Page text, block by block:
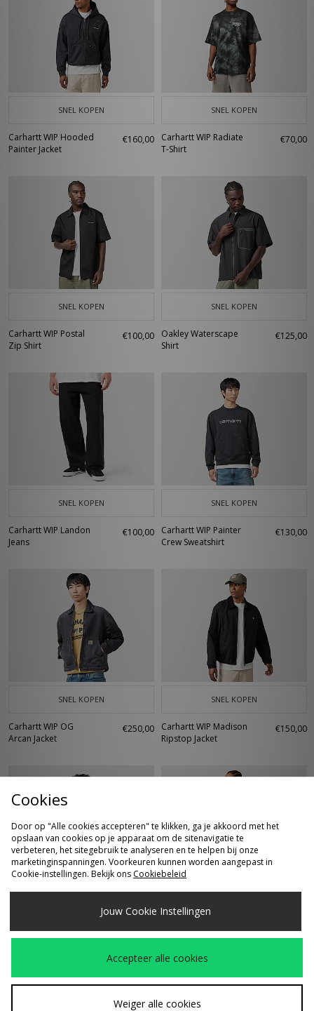
SNEL KOPEN
Carhartt WIP Hooded
Painter Jacket
€160,00
SNEL KOPEN
Carhartt WIP Radiate
T-Shirt
€70,00
SNEL KOPEN
Carhartt WIP Postal
Zip Shirt
€100,00
SNEL KOPEN
Oakley Waterscape
Shirt
€125,00
SNEL KOPEN
Carhartt WIP Landon
Jeans
€100,00
SNEL KOPEN
Carhartt WIP Painter
Crew Sweatshirt
€130,00
SNEL KOPEN
Carhartt WIP OG
Arcan Jacket
€250,00
SNEL KOPEN
Carhartt WIP Madison
Ripstop Jacket
€150,00
Taped Track Jacket
Printed Polo
Cookies
Door op "Alle cookies accepteren" te klikken, ga je akkoord met het
opslaan van cookies op je apparaat om de sitenavigatie te
verbeteren, het sitegebruik te analyseren en te helpen bij onze
marketinginspanningen. Voorkeuren kunnen worden aangepast in
Cookie-instellingen. Bekijk ons Cookiebeleid
Jouw Cookie Instellingen
Accepteer alle cookies
Weiger alle cookies